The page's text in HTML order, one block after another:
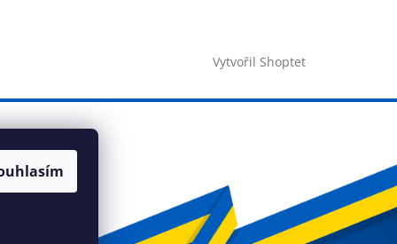
Vytvořil Shoptet